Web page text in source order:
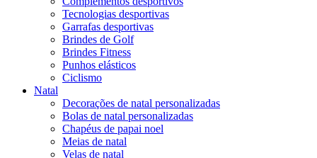
Tecnologias desportivas
Garrafas desportivas
Brindes de Golf
Brindes Fitness
Punhos elásticos
Ciclismo
Natal
Decorações de natal personalizadas
Bolas de natal personalizadas
Chapéus de papai noel
Meias de natal
Velas de natal